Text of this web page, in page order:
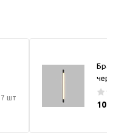
7 шт
Бра
10